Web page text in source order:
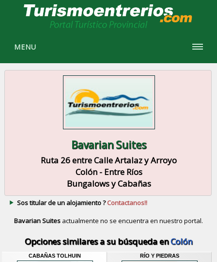
MENU
Bavarian Suites
Ruta 26 entre Calle Artalaz y Arroyo
Colón - Entre Ríos
Bungalows y Cabañas
Sos titular de un alojamiento ?Contactanos!!
Bavarian Suitesactualmente no se encuentra en nuestro portal.
Opciones similares a su búsqueda enColón
CABAÑAS TOLHUIN RÍO Y PIEDRAS